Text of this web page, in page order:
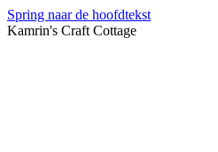
Spring naar de hoofdtekst
Kamrin's Craft Cottage